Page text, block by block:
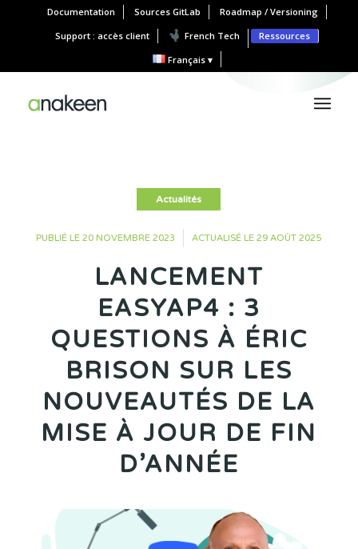
Documentation Sources GitLab
Roadmap / Versioning
Support : accès client
French Tech
Ressources
Français
Actualités
PUBLIÉ LE 20 NOVEMBRE 2023
• ACTUALISÉ LE 29 AOÛT 2025
LANCEMENT
EASYAP4 : 3
QUESTIONS À ÉRIC
BRISON SUR LES
NOUVEAUTÉS DE LA
MISE À JOUR DE FIN
D’ANNÉE